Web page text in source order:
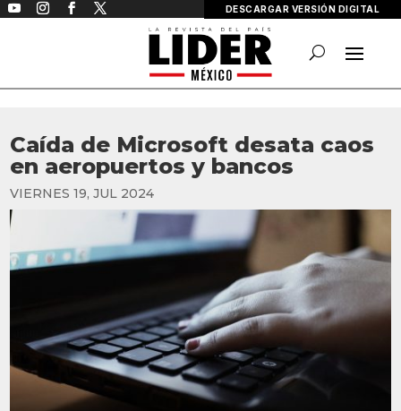
DESCARGAR VERSIÓN DIGITAL
Caída de Microsoft desata caos
en aeropuertos y bancos
VIERNES 19, JUL 2024